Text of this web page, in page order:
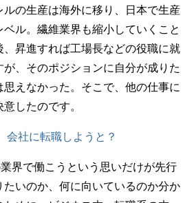
の生産は海外に移り、日本で生産
ル。繊維業界も縮小していくこと
昇進すれば工場長などの役職に就
が、そのポジションに自分が成りた
えなかった。そこで、他の仕事に
したのです。
社に転職しようと？
界で働こうという思いだけが先行
たいのか、何に向いているのか分か